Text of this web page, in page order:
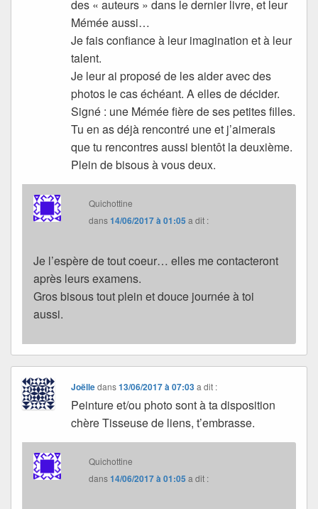
des « auteurs » dans le dernier livre, et leur
Mémée aussi…
Je fais confiance à leur imagination et à leur
talent.
Je leur ai proposé de les aider avec des
photos le cas échéant. A elles de décider.
Signé : une Mémée fière de ses petites filles.
Tu en as déjà rencontré une et j’aimerais
que tu rencontres aussi bientôt la deuxième.
Plein de bisous à vous deux.
Quichottine
dans14/06/2017 à 01:05 a dit :
Je l’espère de tout coeur… elles me contacteront
après leurs examens.
Gros bisous tout plein et douce journée à toi
aussi.
Joëlledans13/06/2017 à 07:03 a dit :
Peinture et/ou photo sont à ta disposition
chère Tisseuse de liens, t’embrasse.
Quichottine
dans14/06/2017 à 01:05 a dit :